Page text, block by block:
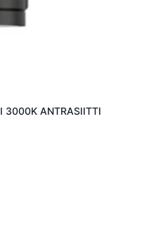
3000K ANTRASIITTI